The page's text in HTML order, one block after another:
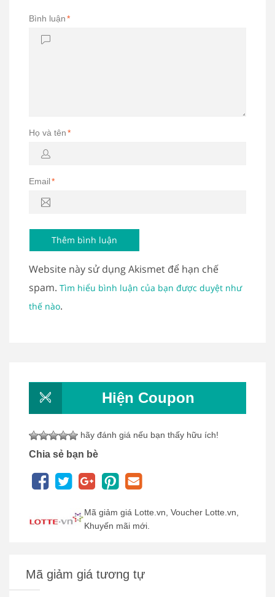
Bình luận*
Họ và tên*
Email*
Website này sử dụng Akismet để hạn chế
spam. Tìm hiểu bình luận của bạn được duyệt như
thế nào.
Hiện Coupon
hãy đánh giá nếu bạn thấy hữu ích!
Chia sẻ bạn bè
Mã giảm giá Lotte.vn, Voucher Lotte.vn,
Khuyến mãi mới.
Mã giảm giá tương tự